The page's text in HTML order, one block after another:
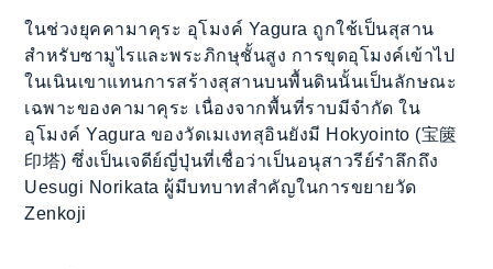
ในช่วงยุคคามาคุระ อุโมงค์ Yagura ถูกใช้เป็นสุสาน
สำหรับซามูไรและพระภิกษุชั้นสูง การขุดอุโมงค์เข้าไป
ในเนินเขาแทนการสร้างสุสานบนพื้นดินนั้นเป็นลักษณะ
เฉพาะของคามาคุระ เนื่องจากพื้นที่ราบมีจำกัด ใน
อุโมงค์ Yagura ของวัดเมเงทสุอินยังมี Hokyointo (宝篋
印塔) ซึ่งเป็นเจดีย์ญี่ปุ่นที่เชื่อว่าเป็นอนุสาวรีย์รำลึกถึง
Uesugi Norikata ผู้มีบทบาทสำคัญในการขยายวัด
Zenkoji